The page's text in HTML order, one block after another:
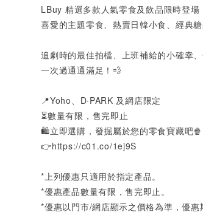
LBuy 精選多款人氣零食及飲品限時登場
喜愛的主題零食、熱賣日韓小食、經典
追劇時的最佳拍檔、上班補給的小確幸
一次過通通滿足！💨
📍Yoho、 D·PARK 及網店限定
⏳數量有限，售完即止
🛍️立即選購，發掘屬於您的零食寶藏吧
👉https://c01.co/1ej9S
*上列優惠只適用於指定產品。
*優惠產品數量有限，售完即止。
*優惠以門市/網店顯示之價格為準，優惠